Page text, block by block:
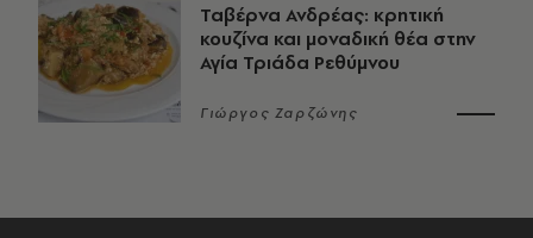
Ταβέρνα Ανδρέας: κρητική
κουζίνα και μοναδική θέα στην
Αγία Τριάδα Ρεθύμνου
Γιώργος Ζαρζώνης